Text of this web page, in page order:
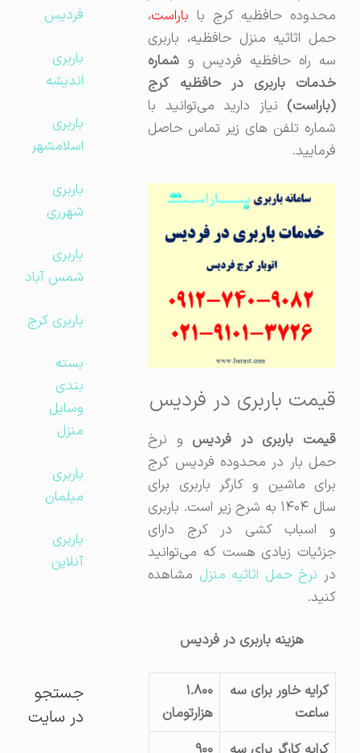
محدوده حافظیه کرج با باراست،
حمل اثاثیه منزل حافظیه، باربری
سه راه حافظیه فردیس وشماره
خدمات باربری در حافظیه کرج
(باراست)نیاز دارید می‌توانید با
شماره تلفن های زیر تماس حاصل
فرمایید.
قیمت باربری در فردیس
قیمت باربری در فردیسو نرخ
حمل بار در محدوده فردیس کرج
برای ماشین و کارگر باربری برای
سال ۱۴۰۴ به شرح زیر است. باربری
و اسباب کشی در کرج دارای
جزئیات زیادی هست که می‌توانید
نرخ حمل اثاثیه منزلمشاهده
کنید.
هزینه باربری در فردیس
کرایه خاور برای سه
ساعت
۱.۸۰۰
هزارتومان
فردیس
باربری
اندیشه
باربری
اسلامشهر
باربری
شهرری
باربری
شمس آباد
باربری کرج
بسته
بندی
وسایل
منزل
باربری
مبلمان
باربری
آنلاین
جستجو
در سایت